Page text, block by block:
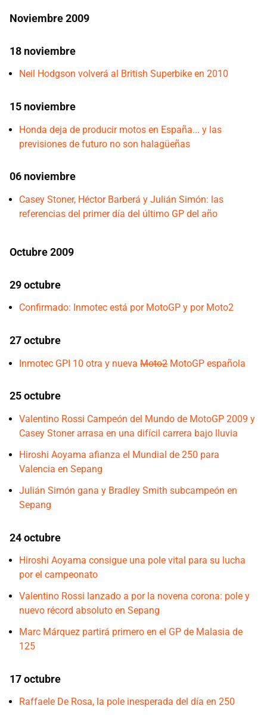
Noviembre 2009
18 noviembre
Neil Hodgson volverá al British Superbike en 2010
15 noviembre
Honda deja de producir motos en España... y las
previsiones de futuro no son halagüeñas
06 noviembre
Casey Stoner, Héctor Barberá y Julián Simón: las
referencias del primer día del último GP del año
Octubre 2009
29 octubre
Confirmado: Inmotec está por MotoGP y por Moto2
27 octubre
Inmotec GPI 10 otra y nueva Moto2 MotoGP española
25 octubre
Valentino Rossi Campeón del Mundo de MotoGP 2009 y
Casey Stoner arrasa en una difícil carrera bajo lluvia
Hiroshi Aoyama afianza el Mundial de 250 para
Valencia en Sepang
Julián Simón gana y Bradley Smith subcampeón en
Sepang
24 octubre
Hiroshi Aoyama consigue una pole vital para su lucha
por el campeonato
Valentino Rossi lanzado a por la novena corona: pole y
nuevo récord absoluto en Sepang
Marc Márquez partirá primero en el GP de Malasia de
125
17 octubre
Raffaele De Rosa, la pole inesperada del día en 250